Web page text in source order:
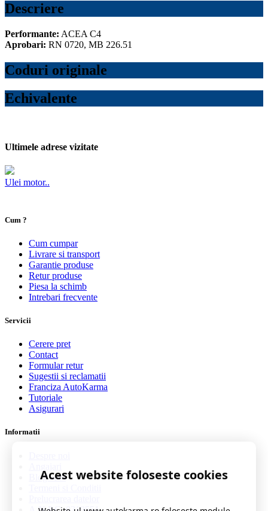
Descriere
Performante: ACEA C4
Aprobari: RN 0720, MB 226.51
Coduri originale
Echivalente
Ultimele adrese vizitate
Ulei motor..
Cum ?
Cum cumpar
Livrare si transport
Garantie produse
Retur produse
Piesa la schimb
Intrebari frecvente
Servicii
Cerere pret
Contact
Formular retur
Sugestii si reclamatii
Franciza AutoKarma
Tutoriale
Asigurari
Informatii
Blog auto
Acest website foloseste cookies